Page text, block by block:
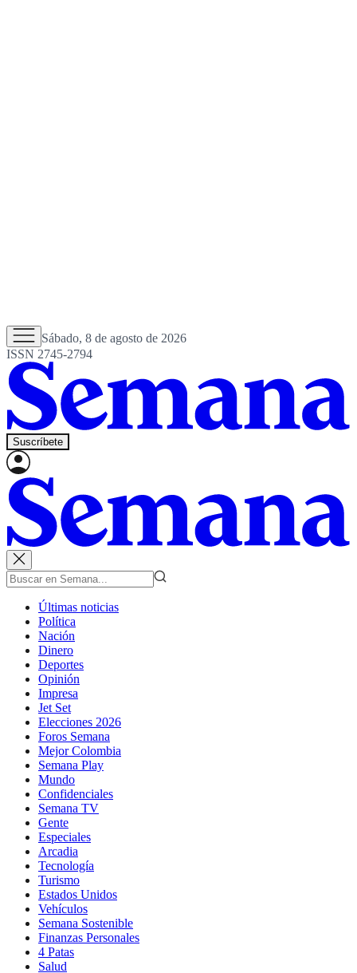
Sábado, 8 de agosto de 2026
ISSN 2745-2794
Suscríbete
Últimas noticias
Política
Nación
Dinero
Deportes
Opinión
Impresa
Jet Set
Elecciones 2026
Foros Semana
Mejor Colombia
Semana Play
Mundo
Confidenciales
Semana TV
Gente
Especiales
Arcadia
Tecnología
Turismo
Estados Unidos
Vehículos
Semana Sostenible
Finanzas Personales
4 Patas
Salud